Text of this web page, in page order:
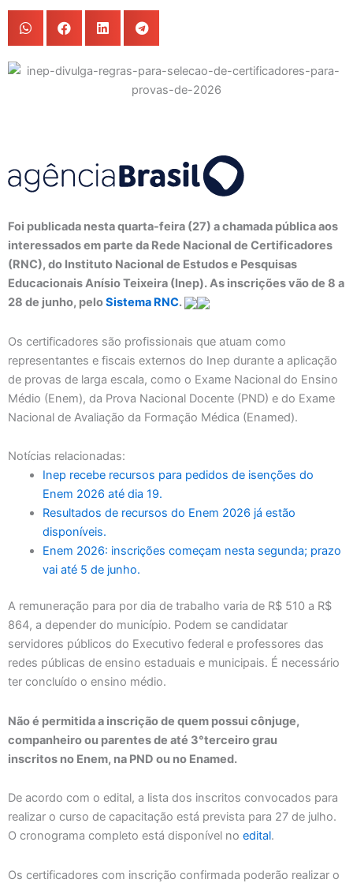
Foi publicada nesta quarta-feira (27) a chamada pública aos
interessados em parte da Rede Nacional de Certificadores
(RNC), do Instituto Nacional de Estudos e Pesquisas
Educacionais Anísio Teixeira (Inep). As inscrições vão de 8 a
28 de junho, peloSistema RNC.
Os certificadores são profissionais que atuam como
representantes e fiscais externos do Inep durante a aplicação
de provas de larga escala, como o Exame Nacional do Ensino
Médio (Enem), da Prova Nacional Docente (PND) e do Exame
Nacional de Avaliação da Formação Médica (Enamed).
Notícias relacionadas:
Inep recebe recursos para pedidos de isenções do
Enem 2026 até dia 19.
Resultados de recursos do Enem 2026 já estão
disponíveis.
Enem 2026: inscrições começam nesta segunda; prazo
vai até 5 de junho.
A remuneração para por dia de trabalho varia de R$ 510 a R$
864, a depender do município. Podem se candidatar
servidores públicos do Executivo federal e professores das
redes públicas de ensino estaduais e municipais. É necessário
ter concluído o ensino médio.
Não é permitida a inscrição de quem possui cônjuge,
companheiro ou parentes de até 3°terceiro grau
inscritos no Enem, na PND ou no Enamed.
De acordo com o edital, a lista dos inscritos convocados para
realizar o curso de capacitação está prevista para 27 de julho.
O cronograma completo está disponível no edital.
Os certificadores com inscrição confirmada poderão realizar o